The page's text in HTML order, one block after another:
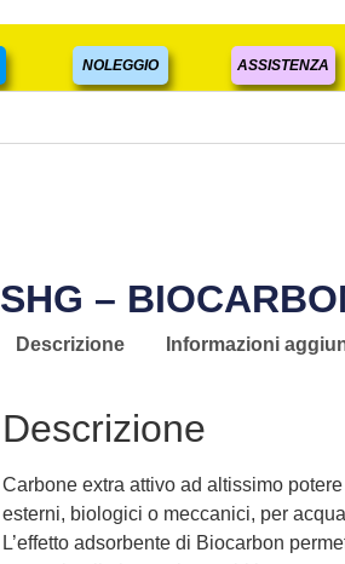
NOLEGGIO ASSISTENZA
SHG –
Descrizione Informazioni
Descrizione
Carbone extra attivo ad altissimo
esterni, biologici o meccanici, per
L’effetto adsorbente di Biocarbon